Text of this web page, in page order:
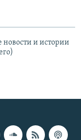
и истории